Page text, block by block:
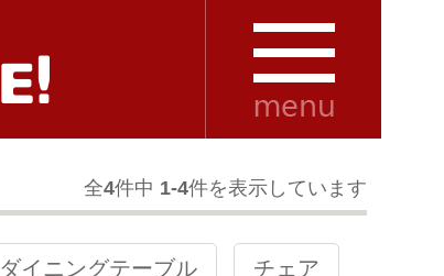
全4件中 1-4件を表示しています
ダイニングテーブル チェア